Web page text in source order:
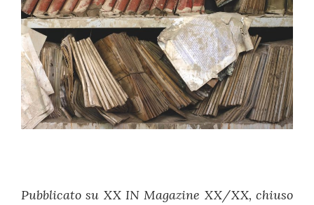
Pubblicato su XX IN Magazine XX/XX, chiuso